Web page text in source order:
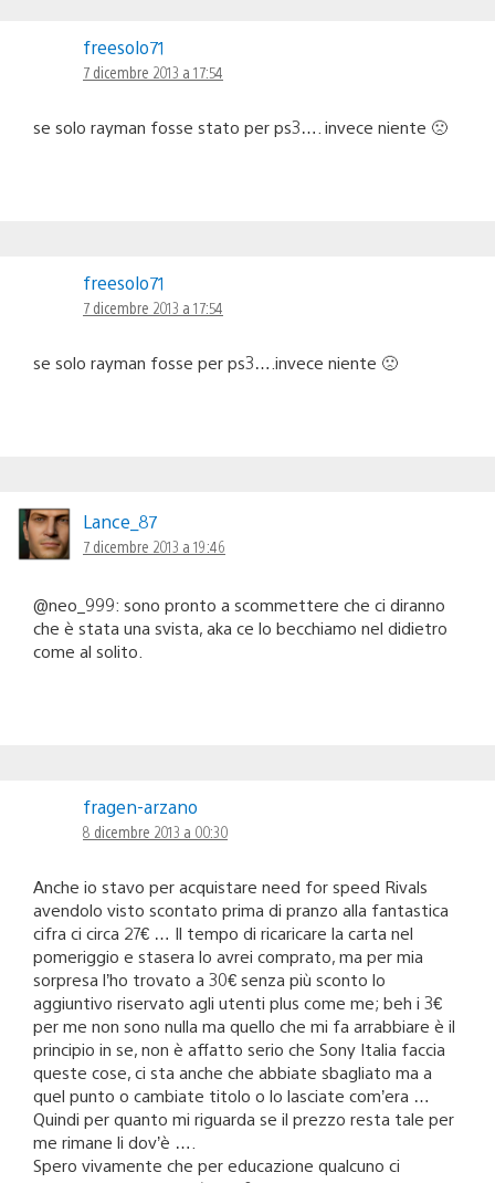
freesolo71
7 dicembre 2013 a 17:54
se solo rayman fosse stato per ps3…. invece niente 🙁
freesolo71
7 dicembre 2013 a 17:54
se solo rayman fosse per ps3….invece niente 🙁
Lance_87
7 dicembre 2013 a 19:46
@neo_999: sono pronto a scommettere che ci diranno
che è stata una svista, aka ce lo becchiamo nel didietro
come al solito.
fragen-arzano
8 dicembre 2013 a 00:30
Anche io stavo per acquistare need for speed Rivals
avendolo visto scontato prima di pranzo alla fantastica
cifra ci circa 27€ … Il tempo di ricaricare la carta nel
pomeriggio e stasera lo avrei comprato, ma per mia
sorpresa l’ho trovato a 30€ senza più sconto lo
aggiuntivo riservato agli utenti plus come me; beh i 3€
per me non sono nulla ma quello che mi fa arrabbiare è il
principio in se, non è affatto serio che Sony Italia faccia
queste cose, ci sta anche che abbiate sbagliato ma a
quel punto o cambiate titolo o lo lasciate com’era …
Quindi per quanto mi riguarda se il prezzo resta tale per
me rimane li dov’è ….
Spero vivamente che per educazione qualcuno ci